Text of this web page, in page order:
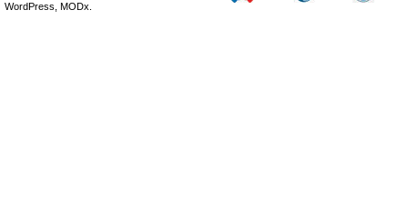
WordPress, MODx.